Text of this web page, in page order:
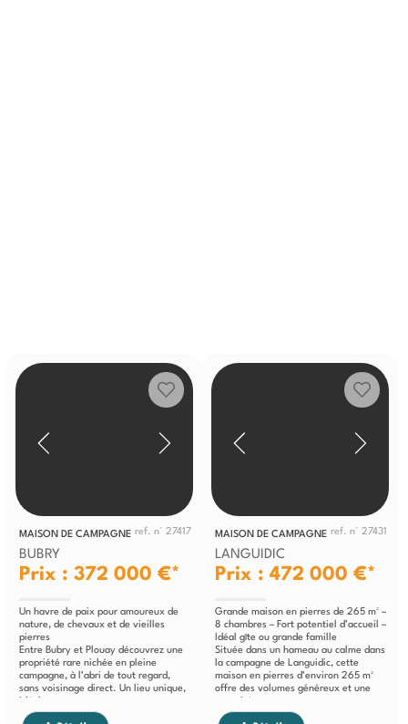
MAISON DE CAMPAGNE ref. n° 27417
BUBRY
Prix : 372 000 €*
Un havre de paix pour amoureux de
nature, de chevaux et de vieilles
pierres
Entre Bubry et Plouay découvrez une
propriété rare nichée en pleine
campagne, à l’abri de tout regard,
sans voisinage direct. Un lieu unique,
MAISON DE CAMPAGNE ref. n° 27431
LANGUIDIC
Prix : 472 000 €*
Grande maison en pierres de 265 m² –
8 chambres – Fort potentiel d’accueil –
Idéal gîte ou grande famille
Située dans un hameau au calme dans
la campagne de Languidic, cette
maison en pierres d’environ 265 m²
offre des volumes généreux et une